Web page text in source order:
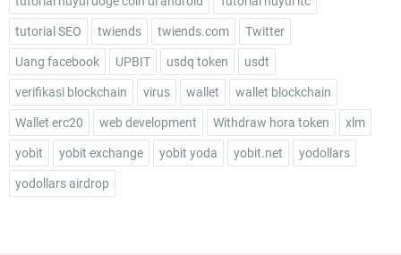
tutorial SEO twiends twiends.com Twitter
Uang facebook UPBIT usdq token usdt
verifikasi blockchain virus wallet wallet blockchain
Wallet erc20 web development Withdraw hora token xlm
yobit yobit exchange yobit yoda yobit.net yodollars
yodollars airdrop